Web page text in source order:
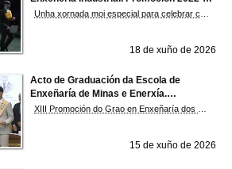
2026
18 de xuño de 2026
Acto de Graduación da Escola de
Enxeñaría de Minas e Enerxía.
Promoción 2022-2026
15 de xuño de 2026